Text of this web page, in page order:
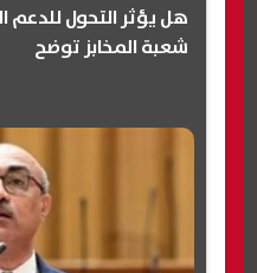
هل يؤثر التحول للدعم
شعبة المخابز توضح